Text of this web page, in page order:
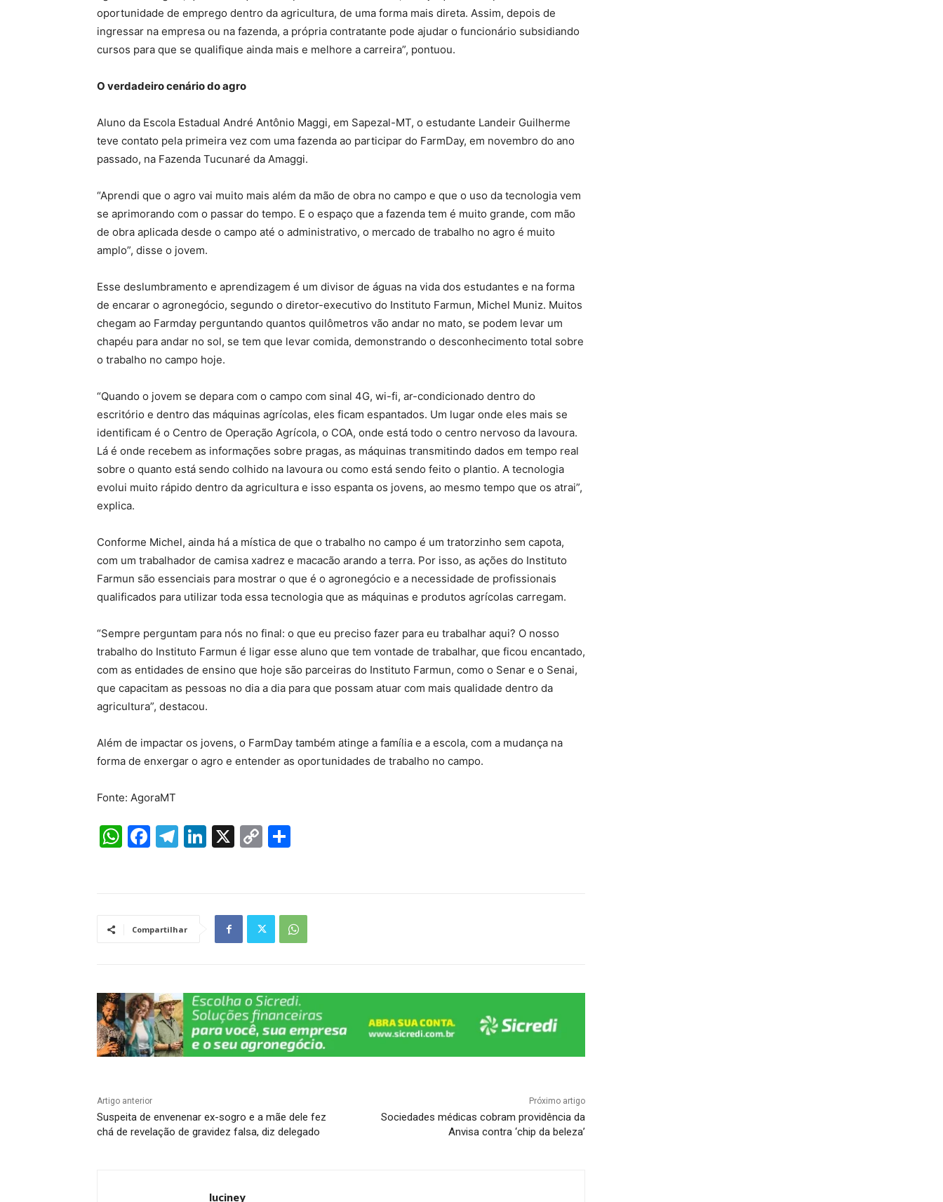
oportunidade de emprego dentro da agricultura, de uma forma mais direta. Assim, depois de
ingressar na empresa ou na fazenda, a própria contratante pode ajudar o funcionário subsidiando
cursos para que se qualifique ainda mais e melhore a carreira”, pontuou.
O verdadeiro cenário do agro
Aluno da Escola Estadual André Antônio Maggi, em Sapezal-MT, o estudante Landeir Guilherme
teve contato pela primeira vez com uma fazenda ao participar do FarmDay, em novembro do ano
passado, na Fazenda Tucunaré da Amaggi.
“Aprendi que o agro vai muito mais além da mão de obra no campo e que o uso da tecnologia vem
se aprimorando com o passar do tempo. E o espaço que a fazenda tem é muito grande, com mão
de obra aplicada desde o campo até o administrativo, o mercado de trabalho no agro é muito
amplo”, disse o jovem.
Esse deslumbramento e aprendizagem é um divisor de águas na vida dos estudantes e na forma
de encarar o agronegócio, segundo o diretor-executivo do Instituto Farmun, Michel Muniz. Muitos
chegam ao Farmday perguntando quantos quilômetros vão andar no mato, se podem levar um
chapéu para andar no sol, se tem que levar comida, demonstrando o desconhecimento total sobre
o trabalho no campo hoje.
“Quando o jovem se depara com o campo com sinal 4G, wi-fi, ar-condicionado dentro do
escritório e dentro das máquinas agrícolas, eles ficam espantados. Um lugar onde eles mais se
identificam é o Centro de Operação Agrícola, o COA, onde está todo o centro nervoso da lavoura.
Lá é onde recebem as informações sobre pragas, as máquinas transmitindo dados em tempo real
sobre o quanto está sendo colhido na lavoura ou como está sendo feito o plantio. A tecnologia
evolui muito rápido dentro da agricultura e isso espanta os jovens, ao mesmo tempo que os atrai”,
explica.
Conforme Michel, ainda há a mística de que o trabalho no campo é um tratorzinho sem capota,
com um trabalhador de camisa xadrez e macacão arando a terra. Por isso, as ações do Instituto
Farmun são essenciais para mostrar o que é o agronegócio e a necessidade de profissionais
qualificados para utilizar toda essa tecnologia que as máquinas e produtos agrícolas carregam.
“Sempre perguntam para nós no final: o que eu preciso fazer para eu trabalhar aqui? O nosso
trabalho do Instituto Farmun é ligar esse aluno que tem vontade de trabalhar, que ficou encantado,
com as entidades de ensino que hoje são parceiras do Instituto Farmun, como o Senar e o Senai,
que capacitam as pessoas no dia a dia para que possam atuar com mais qualidade dentro da
agricultura”, destacou.
Além de impactar os jovens, o FarmDay também atinge a família e a escola, com a mudança na
forma de enxergar o agro e entender as oportunidades de trabalho no campo.
Fonte: AgoraMT
W
A
F
b
k
T
a
Li
n
X
C
Li
n
Compartilhar
Artigo anterior
Suspeita de envenenar ex-sogro e a mãe dele fez
chá de revelação de gravidez falsa, diz delegado
Próximo artigo
Sociedades médicas cobram providência da
Anvisa contra ‘chip da beleza’
luciney